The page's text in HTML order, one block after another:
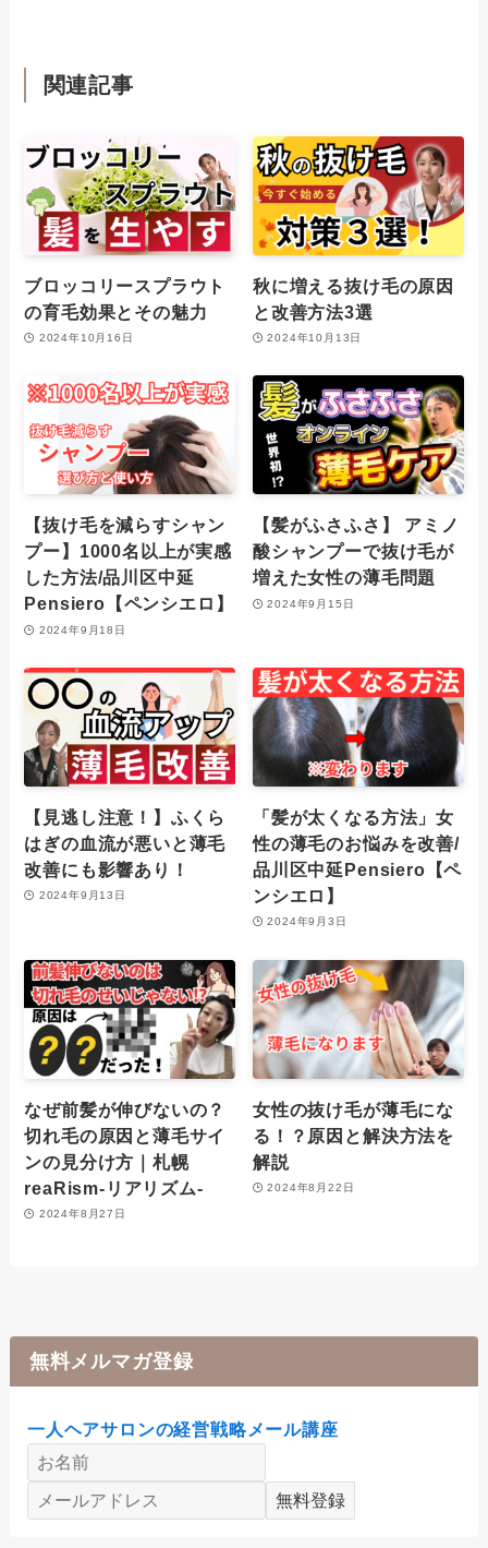
関連記事
ブロッコリースプラウト
の育毛効果とその魅力
2024年10月16日
秋に増える抜け毛の原因
と改善方法3選
2024年10月13日
【抜け毛を減らすシャン
プー】1000名以上が実感
した方法/品川区中延
Pensiero【ペンシエロ】
2024年9月18日
【髪がふさふさ】 アミノ
酸シャンプーで抜け毛が
増えた女性の薄毛問題
2024年9月15日
【見逃し注意！】ふくら
はぎの血流が悪いと薄毛
改善にも影響あり！
2024年9月13日
「髪が太くなる方法」女
性の薄毛のお悩みを改善/
品川区中延Pensiero【ペ
ンシエロ】
2024年9月3日
なぜ前髪が伸びないの？
切れ毛の原因と薄毛サイ
ンの見分け方｜札幌
reaRism-リアリズム-
2024年8月27日
女性の抜け毛が薄毛にな
る！？原因と解決方法を
解説
2024年8月22日
無料メルマガ登録
一人ヘアサロンの経営戦略メール講座